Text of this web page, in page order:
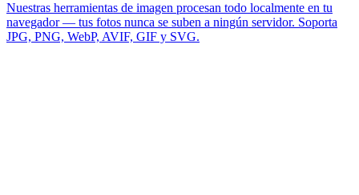
Nuestras herramientas de imagen procesan todo localmente en tu
navegador — tus fotos nunca se suben a ningún servidor. Soporta
JPG, PNG, WebP, AVIF, GIF y SVG.